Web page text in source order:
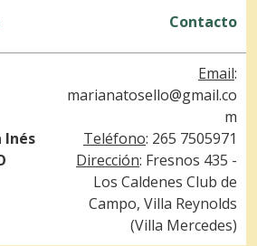
Contacto
Inés
Email:
marianatosello@gmail.co
m
Teléfono: 265 7505971
Dirección: Fresnos 435 -
Los Caldenes Club de
Campo, Villa Reynolds
(Villa Mercedes)